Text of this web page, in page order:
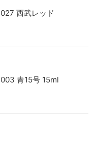
西武レッド
青15号 15ml